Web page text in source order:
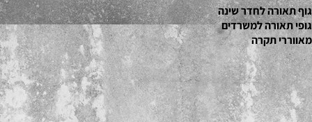
גוף תאורה לחדר שינה
גופי תאורה למשרדים
מאווררי תקרה